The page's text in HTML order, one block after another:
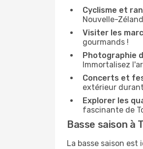
Cyclisme et
Nouvelle-
Visiter les
gourmands !
Photographie
Immortalisez
Concerts et
extérieur
Explorer les
fascinante de
Basse saison à
La basse saison